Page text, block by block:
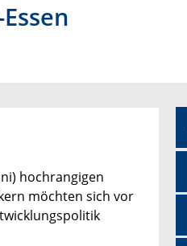
hochrangigen
möchten sich vor